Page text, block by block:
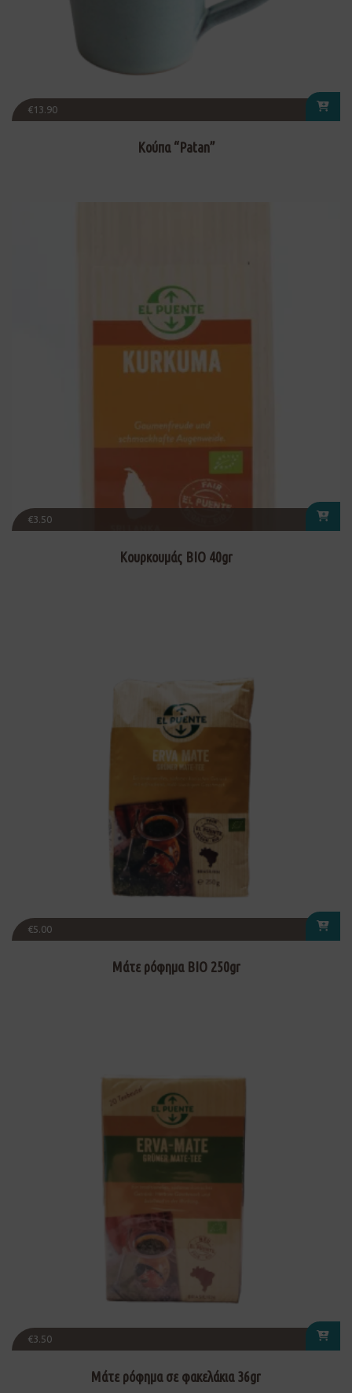
€13.90
Κούπα “Patan”
€3.50
Κουρκουμάς ΒΙΟ 40gr
€5.00
Μάτε ρόφημα ΒΙΟ 250gr
€3.50
Μάτε ρόφημα σε φακελάκια 36gr